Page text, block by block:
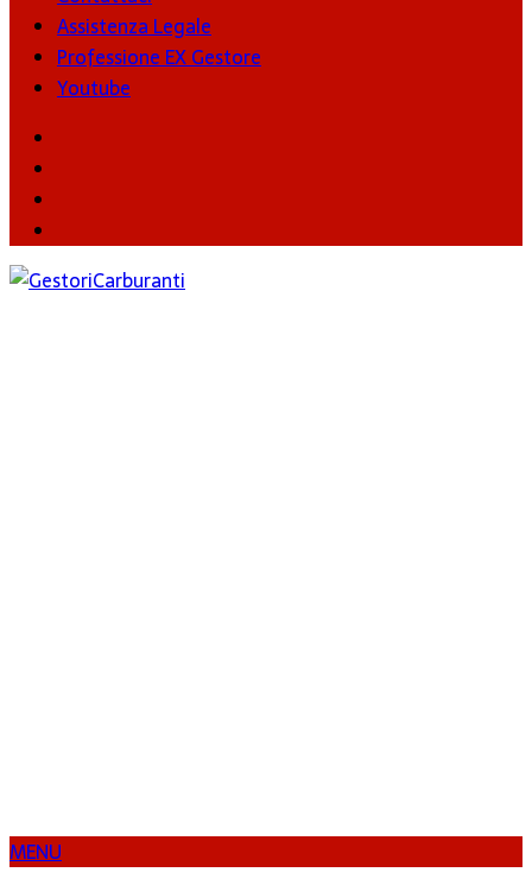
Assistenza Legale
Professione EX Gestore
Youtube
MENU